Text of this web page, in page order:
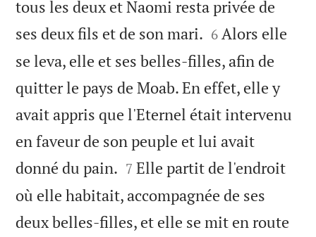
tous les deux et Naomi resta privée de
ses deux fils et de son mari. 

6 Alors elle
se leva, elle et ses belles-filles, afin de
quitter le pays de Moab. En effet, elle y
avait appris que l'Eternel était intervenu
en faveur de son peuple et lui avait
donné du pain. 

7 Elle partit de l'endroit
où elle habitait, accompagnée de ses
deux belles-filles, et elle se mit en route